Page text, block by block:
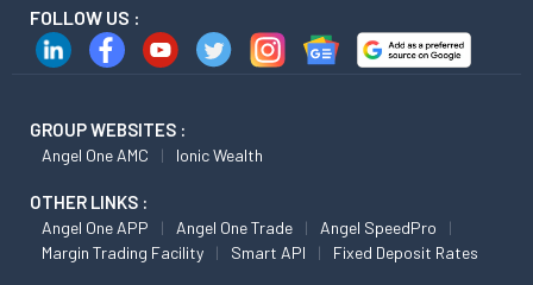
FOLLOW US :
GROUP WEBSITES :
Angel One AMC Ionic Wealth
OTHER LINKS :
Angel One APP Angel One Trade
Angel SpeedPro
Margin Trading Facility
Smart API Fixed Deposit Rates